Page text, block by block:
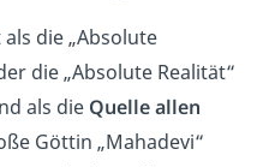
die „Absolute
die „Absolute Realität“
als die Quelle allen
Göttin „Mahadevi“